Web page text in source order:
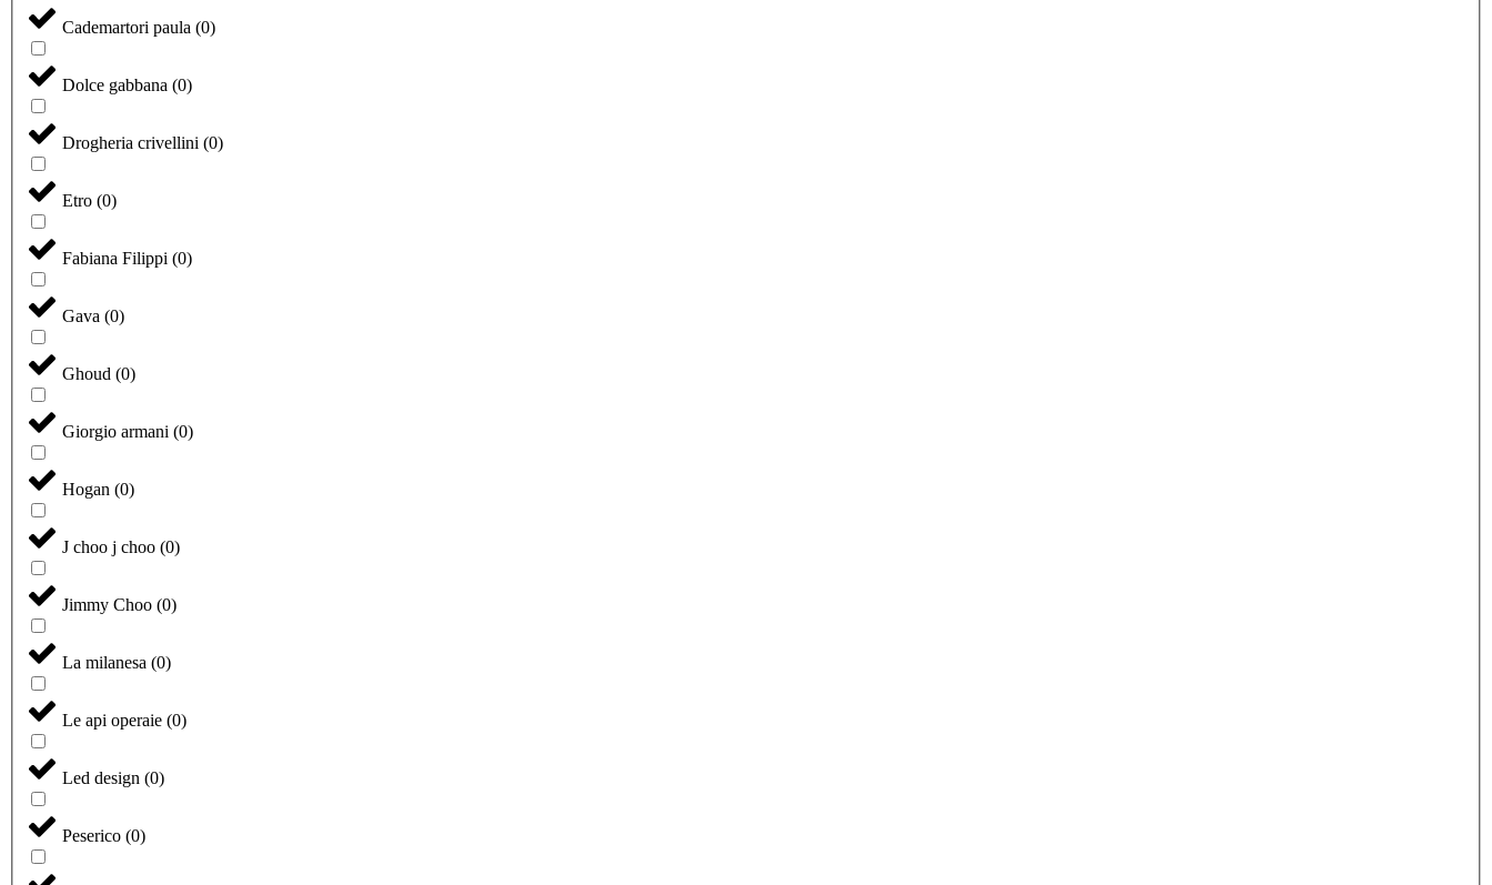
Cademartori paula (0)
Dolce gabbana (0)
Drogheria crivellini (0)
Etro (0)
Fabiana Filippi (0)
Gava (0)
Ghoud (0)
Giorgio armani (0)
Hogan (0)
J choo j choo (0)
Jimmy Choo (0)
La milanesa (0)
Le api operaie (0)
Led design (0)
Peserico (0)